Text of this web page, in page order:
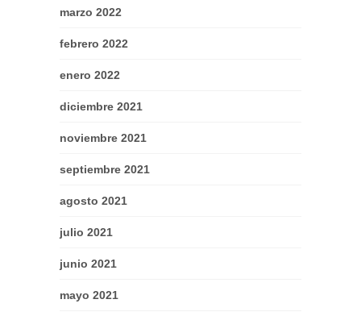
marzo 2022
febrero 2022
enero 2022
diciembre 2021
noviembre 2021
septiembre 2021
agosto 2021
julio 2021
junio 2021
mayo 2021